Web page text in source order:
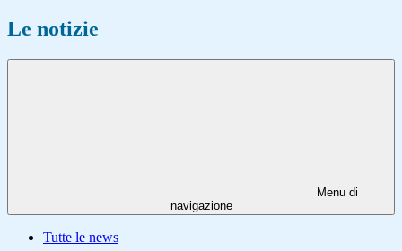
Le notizie
Menu di
navigazione
Tutte le news